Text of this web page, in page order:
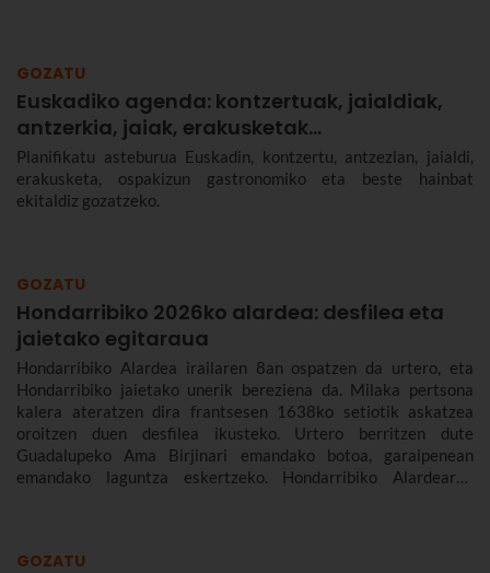
GOZATU
Euskadiko agenda: kontzertuak, jaialdiak,
antzerkia, jaiak, erakusketak…
Planifikatu asteburua Euskadin, kontzertu, antzezlan, jaialdi,
erakusketa, ospakizun gastronomiko eta beste hainbat
ekitaldiz gozatzeko.
GOZATU
Hondarribiko 2026ko alardea: desfilea eta
jaietako egitaraua
Hondarribiko Alardea irailaren 8an ospatzen da urtero, eta
Hondarribiko jaietako unerik bereziena da. Milaka pertsona
kalera ateratzen dira frantsesen 1638ko setiotik askatzea
oroitzen duen desfilea ikusteko. Urtero berritzen dute
Guadalupeko Ama Birjinari emandako botoa, garaipenean
emandako laguntza eskertzeko. Hondarribiko Alardearen
GOZATU